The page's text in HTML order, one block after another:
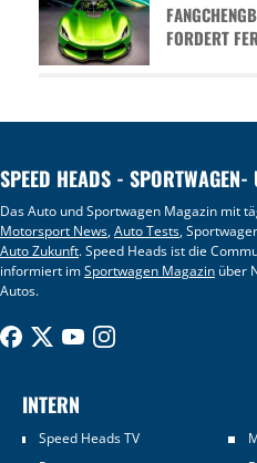
FORDERT
SPEED HEADS -
Das Auto und Sportwagen Magazin mit
Motorsport News,Auto Tests,
Auto Zukunft. Speed Heads ist die
informiert imSportwagen Magazin über
Autos.
INTERN
Speed Heads TV